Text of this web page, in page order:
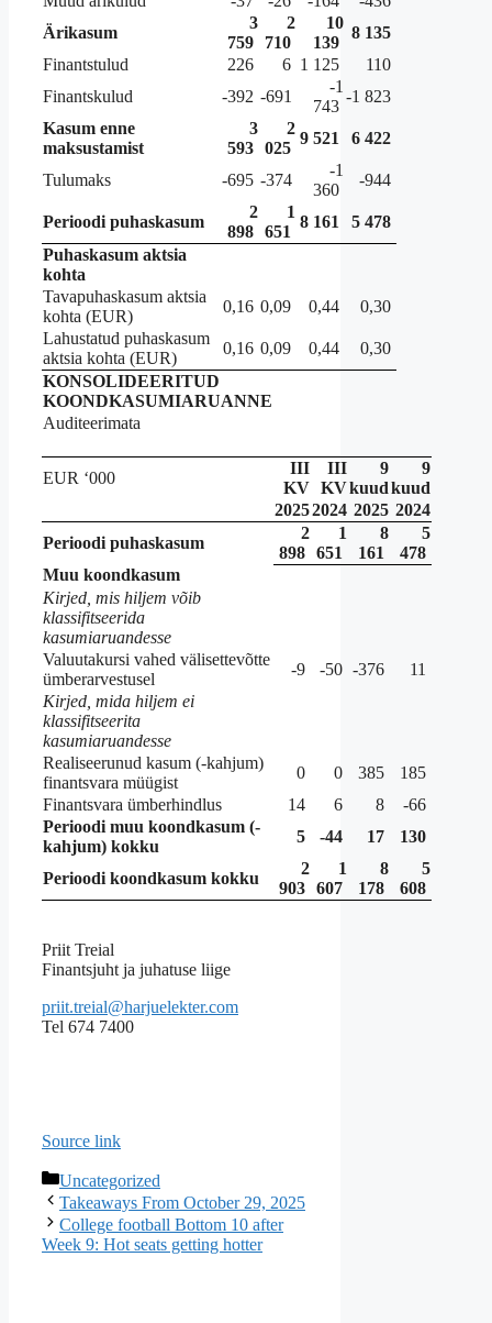
Ärikasum
3
759
2
710
10
139
8 135
Finantstulud
226 6 1 125
110
Finantskulud
-392 -691
-1
743
-1 823
Kasum enne
maksustamist
3
593
2
025
9 521 6 422
Tulumaks -695 -374
-1
360
-944
Perioodi puhaskasum
2
898
1
651
8 161
5 478
Puhaskasum aktsia
kohta
Tavapuhaskasum aktsia
kohta (EUR)
0,16 0,09 0,44
0,30
Lahustatud puhaskasum
aktsia kohta (EUR)
0,16 0,09 0,44
0,30
KONSOLIDEERITUD
KOONDKASUMIARUANNE
Auditeerimata
EUR ‘000
III
KV
III
KV
9
kuud
9
kuud
20252024 2025 2024
Perioodi puhaskasum
2
898
1
651
8
161
5
478
Muu koondkasum
Kirjed, mis hiljem võib
klassifitseerida
kasumiaruandesse
Valuutakursi vahed välisettevõtte
ümberarvestusel
-9 -50 -376
11
Kirjed, mida hiljem ei
klassifitseerita
kasumiaruandesse
Realiseerunud kasum (-kahjum)
finantsvara müügist
0 0 385
185
Finantsvara ümberhindlus
14 6 8
-66
Perioodi muu koondkasum (-
kahjum) kokku
5 -44 17 130
Perioodi koondkasum kokku
2
903
1
607
8
178
5
608
Priit Treial
Finantsjuht ja juhatuse liige
priit.treial@harjuelekter.com
Tel 674 7400
Source link
Categories
Uncategorized
Takeaways From October 29, 2025
College football Bottom 10 after
Week 9: Hot seats getting hotter